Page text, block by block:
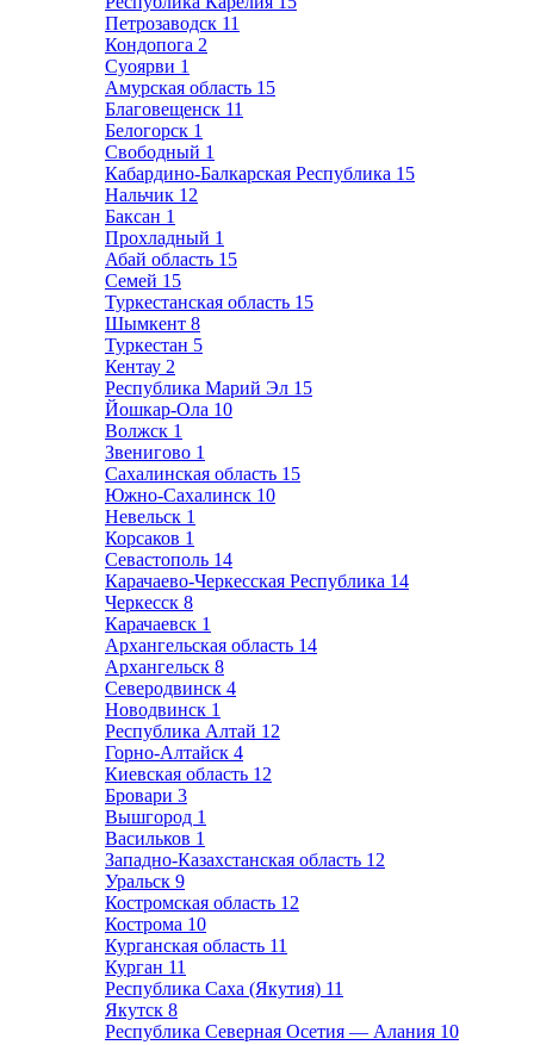
Петрозаводск 11
Кондопога 2
Суоярви 1
Амурская область 15
Благовещенск 11
Белогорск 1
Свободный 1
Кабардино-Балкарская Республика 15
Нальчик 12
Баксан 1
Прохладный 1
Абай область 15
Семей 15
Туркестанская область 15
Шымкент 8
Туркестан 5
Кентау 2
Республика Марий Эл 15
Йошкар-Ола 10
Волжск 1
Звенигово 1
Сахалинская область 15
Южно-Сахалинск 10
Невельск 1
Корсаков 1
Севастополь 14
Карачаево-Черкесская Республика 14
Черкесск 8
Карачаевск 1
Архангельская область 14
Архангельск 8
Северодвинск 4
Новодвинск 1
Республика Алтай 12
Горно-Алтайск 4
Киевская область 12
Бровари 3
Вышгород 1
Васильков 1
Западно-Казахстанская область 12
Уральск 9
Костромская область 12
Кострома 10
Курганская область 11
Курган 11
Республика Саха (Якутия) 11
Якутск 8
Республика Северная Осетия — Алания 10